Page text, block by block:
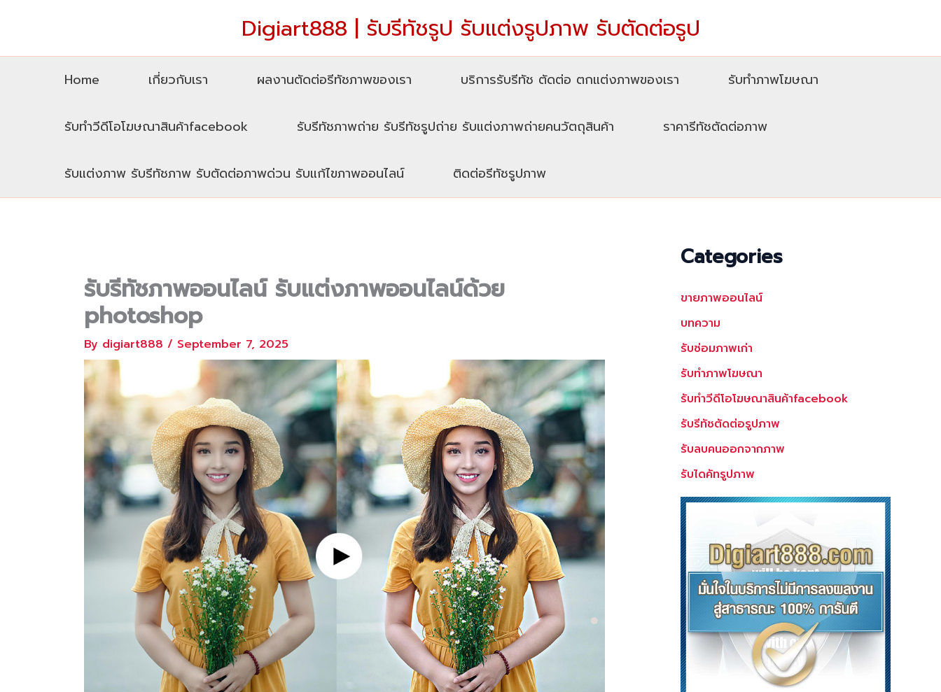
Digiart888 | รับรีทัชรูป รับแต่งรูปภาพ รับตัดต่อรูป
Home เกี่ยวกับเรา ผลงานตัดต่อรีทัชภาพของเรา บริการรับรีทัช ตัดต่อ ตกแต่งภาพของเรา รับทําภาพโฆษณา
รับทำวีดีโอโฆษณาสินค้าfacebook รับรีทัชภาพถ่าย รับรีทัชรูปถ่าย รับแต่งภาพถ่ายคนวัตถุสินค้า ราคารีทัชตัดต่อภาพ
รับแต่งภาพ รับรีทัชภาพ รับตัดต่อภาพด่วน รับแก้ไขภาพออนไลน์ ติดต่อรีทัชรูปภาพ
รับรีทัชภาพออนไลน์ รับแต่งภาพออนไลน์ด้วย
photoshop
By digiart888 / September 7, 2025
Categories
ขายภาพออนไลน์
บทความ
รับซ่อมภาพเก่า
รับทำภาพโฆษณา
รับทำวีดีโอโฆษณาสินค้าfacebook
รับรีทัชตัดต่อรูปภาพ
รับลบคนออกจากภาพ
รับไดคัทรูปภาพ